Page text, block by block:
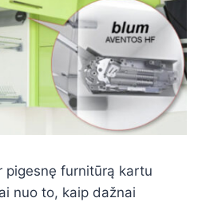
pigesnę furnitūrą kartu
nuo to, kaip dažnai